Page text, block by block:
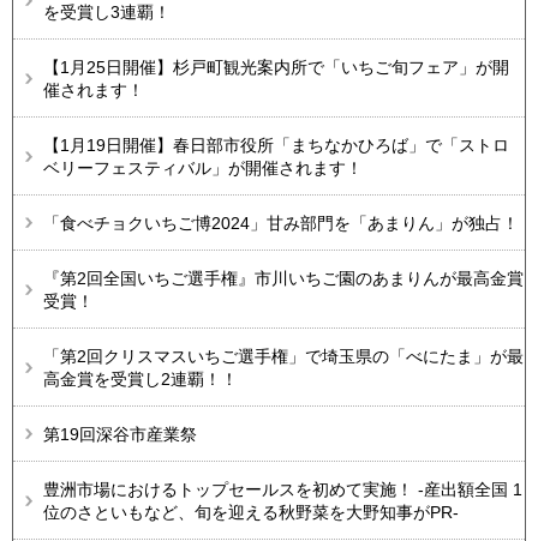
を受賞し3連覇！
【1月25日開催】杉戸町観光案内所で「いちご旬フェア」が開
催されます！
【1月19日開催】春日部市役所「まちなかひろば」で「ストロ
ベリーフェスティバル」が開催されます！
「食べチョクいちご博2024」甘み部門を「あまりん」が独占！
『第2回全国いちご選手権』市川いちご園のあまりんが最高金賞
受賞！
「第2回クリスマスいちご選手権」で埼玉県の「べにたま」が最
高金賞を受賞し2連覇！！
第19回深谷市産業祭
豊洲市場におけるトップセールスを初めて実施！ -産出額全国 1
位のさといもなど、旬を迎える秋野菜を大野知事がPR-